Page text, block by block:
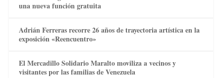
una nueva función gratuita
Adrián Ferreras recorre 26 años de trayectoria artística en la
exposición «Reencuentro»
El Mercadillo Solidario Maralto moviliza a vecinos y
visitantes por las familias de Venezuela